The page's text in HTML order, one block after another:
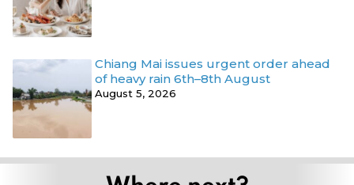
Chiang Mai issues urgent order ahead
of heavy rain 6th–8th August
August 5, 2026